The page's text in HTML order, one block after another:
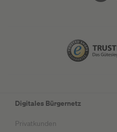
Digitales Bürgernetz
Privatkunden